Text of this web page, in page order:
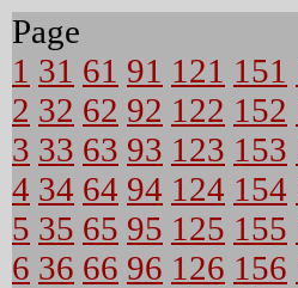
Page
1 31 61 91 121 151
2 32 62 92 122 152
3 33 63 93 123 153
4 34 64 94 124 154
5 35 65 95 125 155
6 36 66 96 126 156